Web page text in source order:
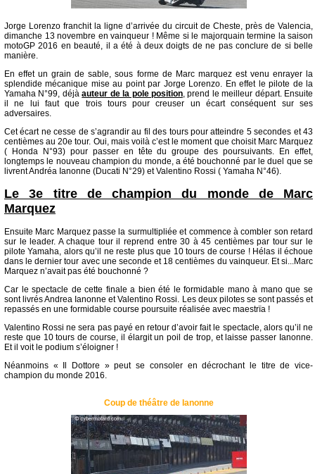
Jorge Lorenzo franchit la ligne d’arrivée du circuit de Cheste, près de Valencia,
dimanche 13 novembre en vainqueur ! Même si le majorquain termine la saison
motoGP 2016 en beauté, il a été à deux doigts de ne pas conclure de si belle
manière.
En effet un grain de sable, sous forme de Marc marquez est venu enrayer la
splendide mécanique mise au point par Jorge Lorenzo. En effet le pilote de la
Yamaha N°99, déjàauteur de la pole position, prend le meilleur départ. Ensuite
il ne lui faut que trois tours pour creuser un écart conséquent sur ses
adversaires.
Cet écart ne cesse de s’agrandir au fil des tours pour atteindre 5 secondes et 43
centièmes au 20e tour. Oui, mais voilà c’est le moment que choisit Marc Marquez
( Honda N°93) pour passer en tête du groupe des poursuivants. En effet,
longtemps le nouveau champion du monde, a été bouchonné par le duel que se
livrent Andréa Ianonne (Ducati N°29) et Valentino Rossi ( Yamaha N°46).
Le 3e titre de champion du monde de Marc
Marquez
Ensuite Marc Marquez passe la surmultipliée et commence à combler son retard
sur le leader. A chaque tour il reprend entre 30 à 45 centièmes par tour sur le
pilote Yamaha, alors qu’il ne reste plus que 10 tours de course ! Hélas il échoue
dans le dernier tour avec une seconde et 18 centièmes du vainqueur. Et si...Marc
Marquez n’avait pas été bouchonné ?
Car le spectacle de cette finale a bien été le formidable mano à mano que se
sont livrés Andrea Ianonne et Valentino Rossi. Les deux pilotes se sont passés et
repassés en une formidable course poursuite réalisée avec maestrïa !
Valentino Rossi ne sera pas payé en retour d’avoir fait le spectacle, alors qu’il ne
reste que 10 tours de course, il élargit un poil de trop, et laisse passer Ianonne.
Et il voit le podium s’éloigner !
Néanmoins « Il Dottore » peut se consoler en décrochant le titre de vice-
champion du monde 2016.
Coup de théâtre de Ianonne